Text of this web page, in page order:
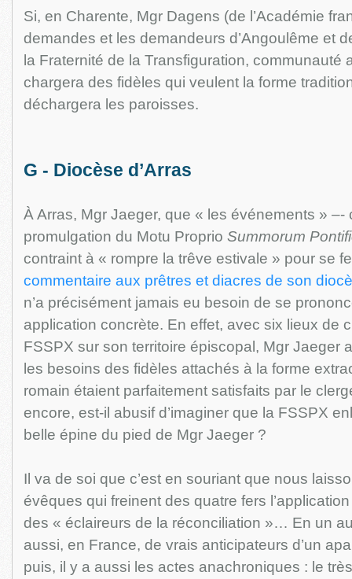
Si, en Charente, Mgr Dagens (de l’Académie
demandes et les demandeurs d’Angoulême et
la Fraternité de la Transfiguration, communauté
chargera des fidèles qui veulent la forme
déchargera les paroisses.
G - Diocèse d’Arras
À Arras, Mgr Jaeger, que « les événements » –-
promulgation du Motu Proprio Summorum
contraint à « rompre la trêve estivale » pour se
commentaire aux prêtres et diacres de son
n’a précisément jamais eu besoin de se
application concrète. En effet, avec six lieux de
FSSPX sur son territoire épiscopal, Mgr Jaeger
les besoins des fidèles attachés à la forme
romain étaient parfaitement satisfaits par le
encore, est-il abusif d’imaginer que la FSSPX
belle épine du pied de Mgr Jaeger ?
Il va de soi que c’est en souriant que nous
évêques qui freinent des quatre fers
des « éclaireurs de la réconciliation »… En un
aussi, en France, de vrais anticipateurs d’un
puis, il y a aussi les actes anachroniques : le